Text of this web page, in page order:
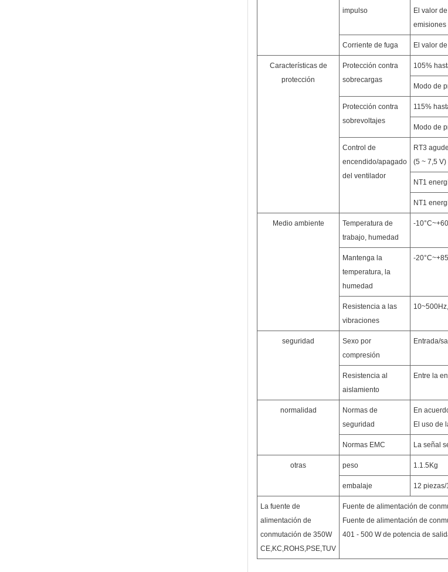
impulso
El valor
emisiones
Corriente de fuga El valor
Características de
protección
Protección contra
sobrecargas
105%
Modo de
Protección contra
sobrevoltajes
115%
Modo de
Control de
encendido/apagado
del ventilador
RT3
(5 ~ 7,5 V)
NT1
NT1
Medio ambiente
Temperatura de
trabajo, humedad
-
Mantenga la
temperatura, la
humedad
-
Resistencia a las
vibraciones
seguridad
Sexo por
compresión
Entrada/
Resistencia al
aislamiento
Entre la
normalidad
Normas de
seguridad
En
El uso de
Normas EMC La señal
otras peso 1.1.5Kg
embalaje 12
La fuente de
alimentación de
conmutación de 350W
CE,KC,ROHS,PSE,TUV
Fuente de alimentación de
Fuente de alimentación de
401 - 500 W de potencia de